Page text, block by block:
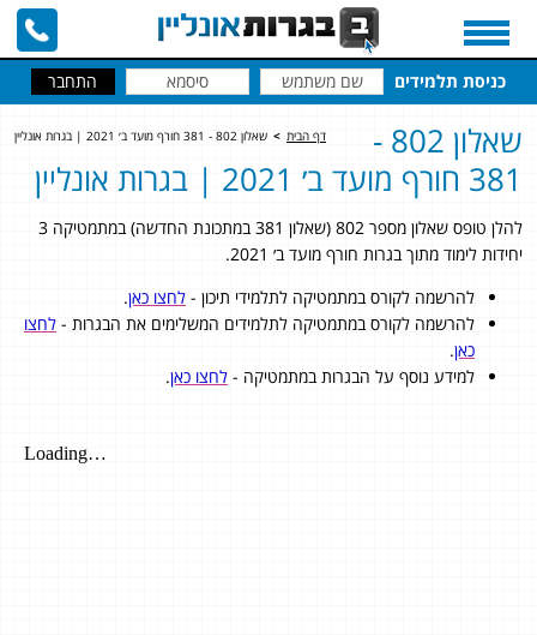
כניסת תלמידים
דף הבית > שאלון 802 - 381 חורף מועד ב׳ 2021 | בגרות אונליין
שאלון 802 -
381 חורף מועד ב׳ 2021 | בגרות אונליין
להלן טופס שאלון מספר 802 (שאלון 381 במתכונת החדשה) במתמטיקה 3
יחידות לימוד מתוך בגרות חורף מועד ב׳ 2021.
להרשמה לקורס במתמטיקה לתלמידי תיכון - לחצו כאן.
להרשמה לקורס במתמטיקה לתלמידים המשלימים את הבגרות - לחצו
כאן.
למידע נוסף על הבגרות במתמטיקה - לחצו כאן.